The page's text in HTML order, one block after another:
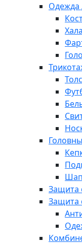
Одежда
Защита
Защита